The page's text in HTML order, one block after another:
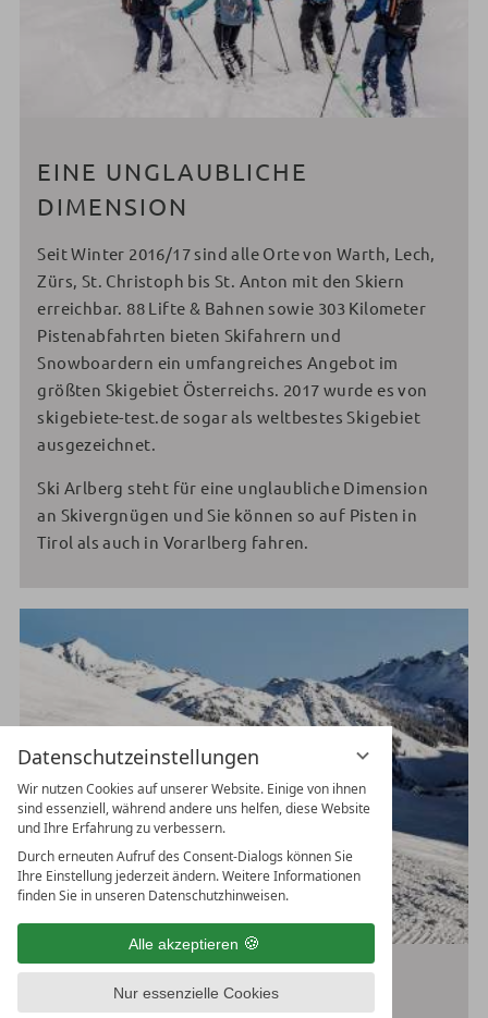
Datenschutzeinstellungen
Wir nutzen Cookies auf unserer Website. Einige von ihnen
sind essenziell, während andere uns helfen, diese Website
und Ihre Erfahrung zu verbessern.
Durch erneuten Aufruf des Consent-Dialogs können Sie
Ihre Einstellung jederzeit ändern. Weitere Informationen
finden Sie in unseren Datenschutzhinweisen.
Alle akzeptieren
Nur essenzielle Cookies
EINE UNGLAUBLICHE
DIMENSION
Seit Winter 2016/17 sind alle Orte von Warth, Lech,
Zürs, St. Christoph bis St. Anton mit den Skiern
erreichbar. 88 Lifte & Bahnen sowie 303 Kilometer
Pistenabfahrten bieten Skifahrern und
Snowboardern ein umfangreiches Angebot im
größten Skigebiet Österreichs. 2017 wurde es von
skigebiete-test.de sogar als weltbestes Skigebiet
ausgezeichnet.
Ski Arlberg steht für eine unglaubliche Dimension
an Skivergnügen und Sie können so auf Pisten in
Tirol als auch in Vorarlberg fahren.
VERBINDUNGEN IM SKI